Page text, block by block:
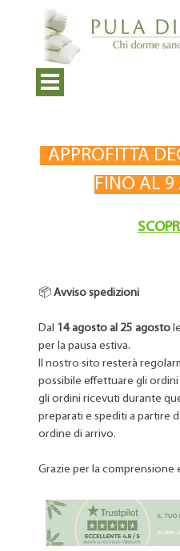
APPROFITTA
FINO AL 9
📦 Avviso spedizioni
Dal 14 agosto al 25 agosto
per la pausa estiva.
Il nostro sito resterà
possibile effettuare gli ordini
gli ordini ricevuti durante
preparati e spediti a partire
ordine di arrivo.
Grazie per la comprensione